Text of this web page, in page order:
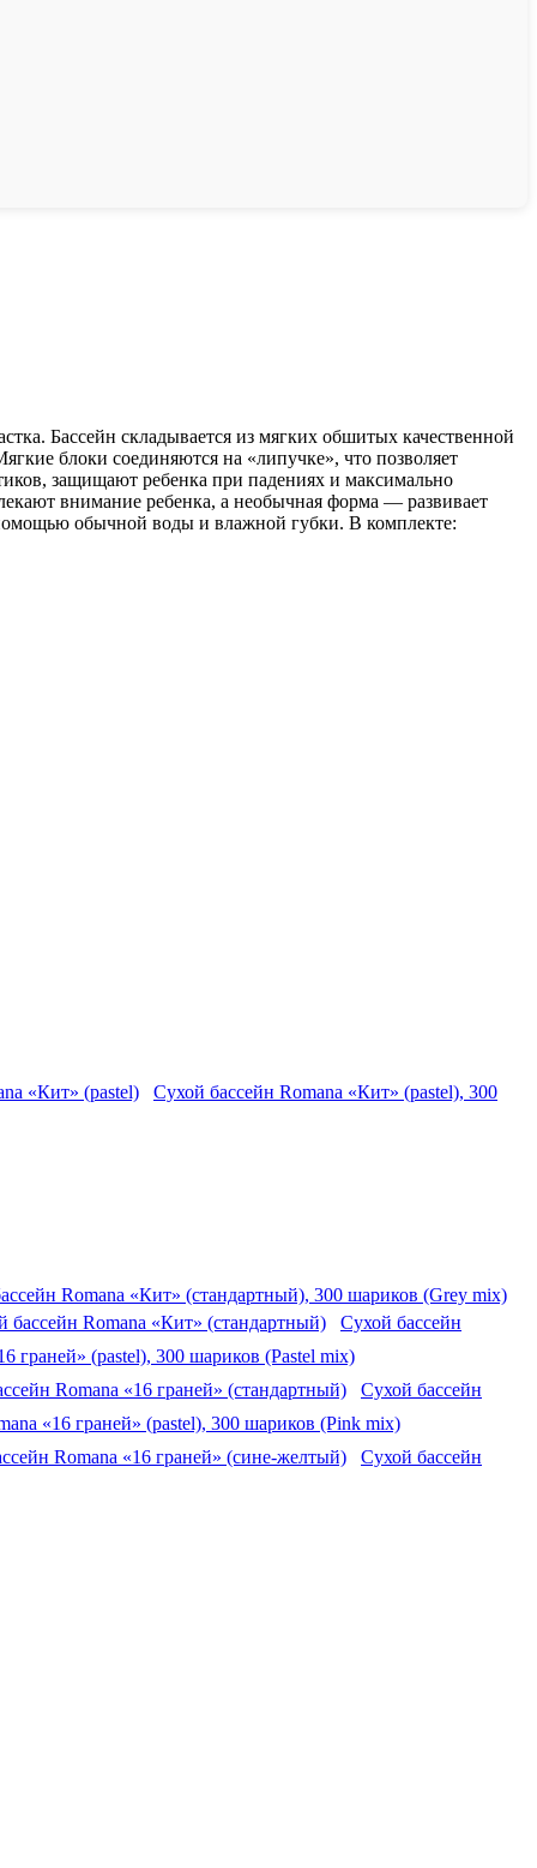
Бассейн складывается из мягких обшитых качественной
блоки соединяются на «липучке», что позволяет
защищают ребенка при падениях и максимально
внимание ребенка, а необычная форма — развивает
обычной воды и влажной губки. В комплекте:
Сухой бассейн Romana «Кит» (pastel), 300
Romana «Кит» (стандартный), 300 шариков (Grey mix)
Сухой бассейн
граней» (pastel), 300 шариков (Pastel mix)
Сухой бассейн
«16 граней» (pastel), 300 шариков (Pink mix)
Сухой бассейн